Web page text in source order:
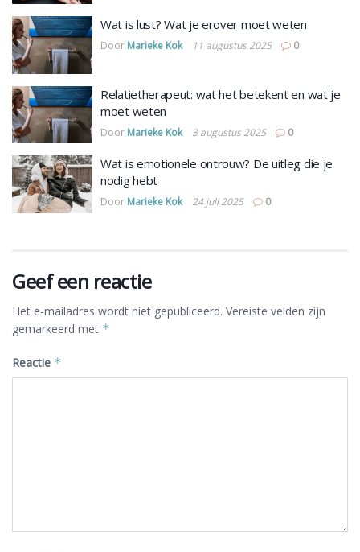
Wat is lust? Wat je erover moet weten
Door Marieke Kok 11 augustus 2025 0
Relatietherapeut: wat het betekent en wat je
moet weten
Door Marieke Kok 3 augustus 2025 0
Wat is emotionele ontrouw? De uitleg die je
nodig hebt
Door Marieke Kok 24 juli 2025 0
Geef een reactie
Het e-mailadres wordt niet gepubliceerd. Vereiste velden zijn
gemarkeerd met *
Reactie *